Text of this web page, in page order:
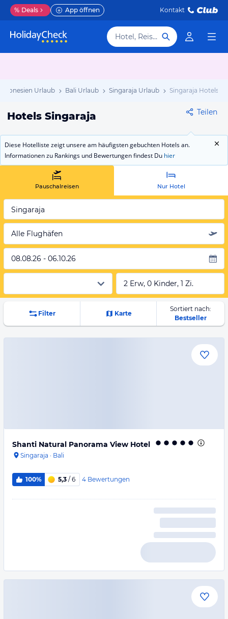
% Deals App öffnen Kontakt
Hotel, Reiseziel
Urlaub Bali Urlaub Singaraja Urlaub Singaraja Hotels
Hotels Singaraja Teilen
Diese Hotelliste zeigt unsere am häufigsten gebuchten Hotels an.
Informationen zu Rankings und Bewertungen findest Du hier
Pauschalreisen Nur Hotel
Singaraja
Alle Flughäfen
08.08.26 - 06.10.26
2 Erw, 0 Kinder, 1 Zi.
Filter Karte
Sortiert nach:
Bestseller
Shanti Natural Panorama View Hotel
Singaraja · Bali
100% 5,3 / 6 4 Bewertungen